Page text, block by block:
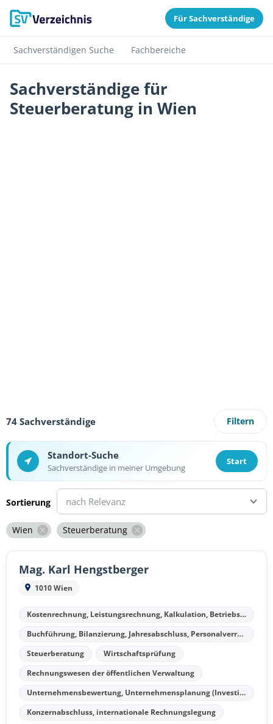
Für Sachverständige
Sachverständigen Suche Fachbereiche
Sachverständige für
Steuerberatung in Wien
74 Sachverständige Filtern
Standort-Suche
Sachverständige in meiner Umgebung
Start
Sortierung nach Relevanz
Wien Steuerberatung
Mag. Karl Hengstberger
1010 Wien
Kostenrechnung, Leistungsrechnung, Kalkulation, Betriebsergebnisrechnung
Buchführung, Bilanzierung, Jahresabschluss, Personalverrechnung
Steuerberatung
Wirtschaftsprüfung
Rechnungswesen der öffentlichen Verwaltung
Unternehmensbewertung, Unternehmensplanung (Investitionsplanung, Finanzplanung, Kostenplanung, Liquiditätsplanung)
Konzernabschluss, internationale Rechnungslegung